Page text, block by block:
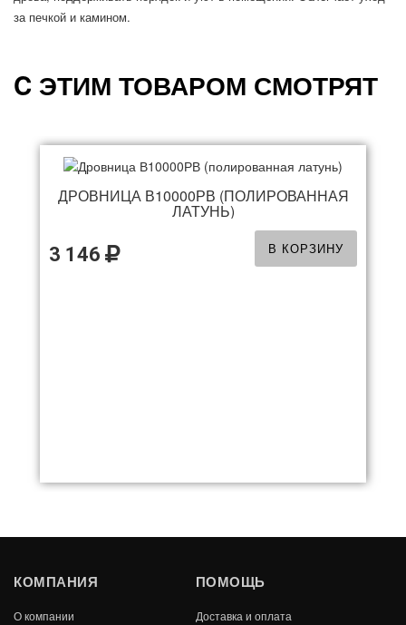
за печкой и камином.
C ЭТИМ ТОВАРОМ СМОТРЯТ
ДРОВНИЦА В10000РВ (ПОЛИРОВАННАЯ
ЛАТУНЬ)
3 146 В КОРЗИНУ
ДРОВНИЦА В68040ВК
(ЧЕРНЫЙ,ЛЕПЕСТОК, ВЫСОКАЯ)
КОМПАНИЯ
О компании
ПОМОЩЬ
Доставка и оплата